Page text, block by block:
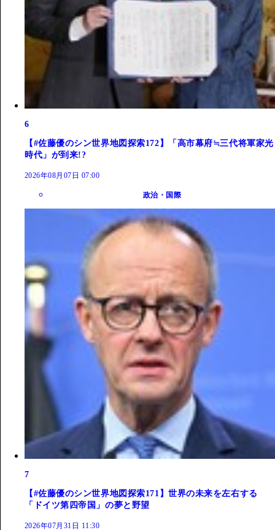
6
【#佐藤優のシン世界地図探索172】「高市幕府≒三代将軍家光
時代」が到来!?
2026年08月07日 07:00
政治・国際
7
【#佐藤優のシン世界地図探索171】世界の未来を左右する
「ドイツ第四帝国」の夢と野望
2026年07月31日 11:30